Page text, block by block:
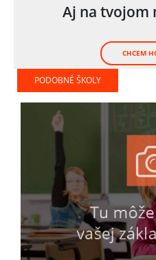
Aj na tvojom
CHCEM
PODOBNÉ ŠKOLY